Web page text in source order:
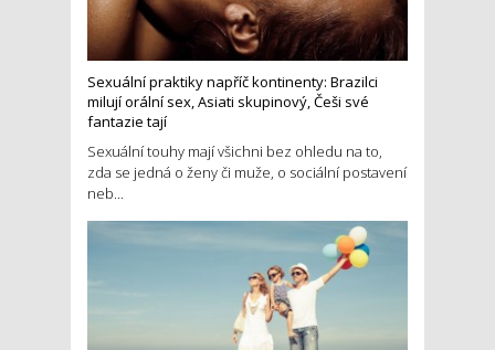
Sexuální praktiky napříč kontinenty: Brazilci
milují orální sex, Asiati skupinový, Češi své
fantazie tají
Sexuální touhy mají všichni bez ohledu na to,
zda se jedná o ženy či muže, o sociální postavení
neb...